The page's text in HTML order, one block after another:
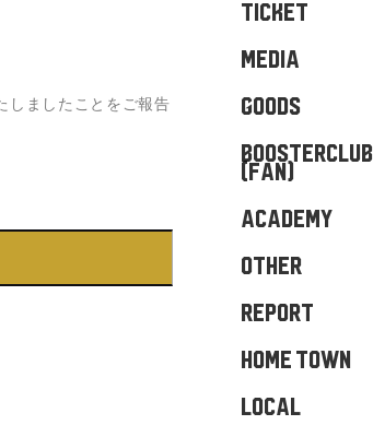
しましたことをご報告
TICKET
MEDIA
GOODS
BOOSTERCLUB
(FAN)
ACADEMY
OTHER
REPORT
HOME TOWN
LOCAL